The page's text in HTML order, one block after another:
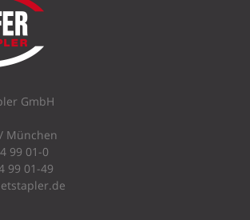
GmbH
München
99 01-0
99 01-49